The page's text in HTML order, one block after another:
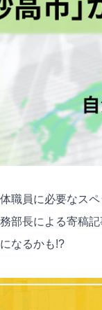
職員に必要なスペ
務部長による寄稿
なるかも!?